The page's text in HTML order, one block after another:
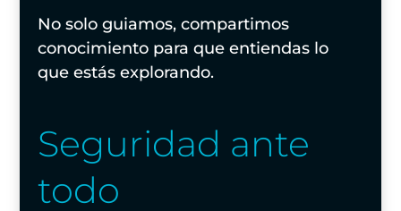
No solo guiamos, compartimos
conocimiento para que entiendas lo
que estás explorando.
Seguridad ante
todo